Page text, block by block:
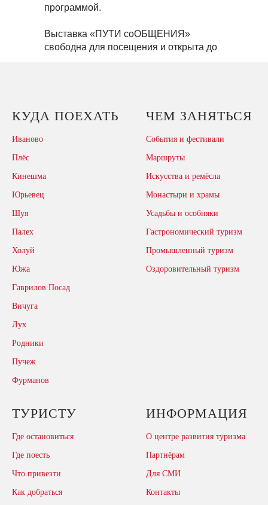
программой.
Выставка «ПУТИ соОБЩЕНИЯ»
свободна для посещения и открыта до
КУДА ПОЕХАТЬ
Иваново
Плёс
Кинешма
Юрьевец
Шуя
Палех
Холуй
Южа
Гаврилов Посад
Вичуга
Лух
Родники
Пучеж
Фурманов
ЧЕМ ЗАНЯТЬСЯ
События и фестивали
Маршруты
Искусства и ремёсла
Монастыри и храмы
Усадьбы и особняки
Гастрономический туризм
Промышленный туризм
Оздоровительный туризм
ТУРИСТУ
Где остановиться
Где поесть
Что привезти
Как добраться
ИНФОРМАЦИЯ
О центре развития туризма
Партнёрам
Для СМИ
Контакты